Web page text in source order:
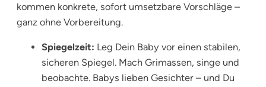
kommen konkrete, sofort umsetzbare Vorschläge –
ganz ohne Vorbereitung.
Spiegelzeit: Leg Dein Baby vor einen stabilen,
sicheren Spiegel. Mach Grimassen, singe und
beobachte. Babys lieben Gesichter – und Du